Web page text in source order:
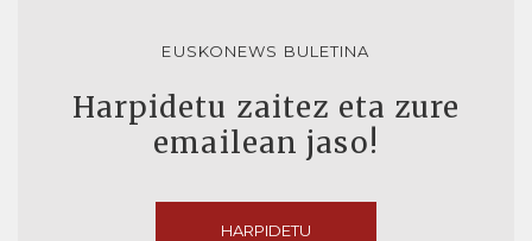
EUSKONEWS BULETINA
Harpidetu zaitez eta zure
emailean jaso!
HARPIDETU